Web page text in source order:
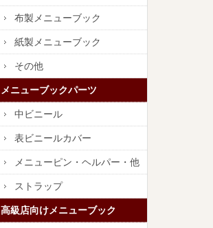
布製メニューブック
紙製メニューブック
その他
メニューブックパーツ
中ビニール
表ビニールカバー
メニューピン・ヘルパー・他
ストラップ
高級店向けメニューブック